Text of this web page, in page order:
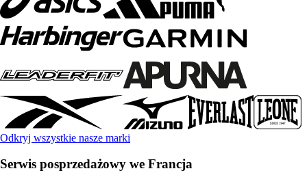
Odkryj wszystkie nasze marki
Serwis posprzedażowy we Francja